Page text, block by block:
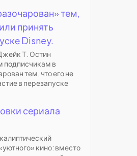
тем,
принять
Disney.
Т. Остин
подписчикам в
тем, что его не
в перезапуске
сериала
кино: вместо